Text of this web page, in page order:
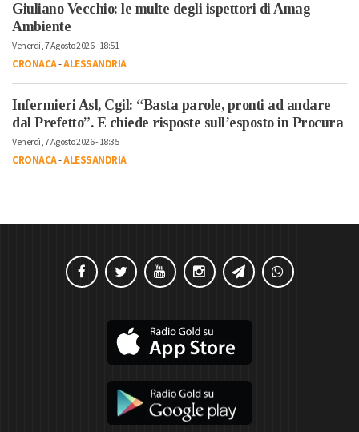
Giuliano Vecchio: le multe degli ispettori di Amag
Ambiente
Venerdì, 7 Agosto 2026 - 18:51
CRONACA-ALESSANDRIA
Infermieri Asl, Cgil: “Basta parole, pronti ad andare
dal Prefetto”. E chiede risposte sull’esposto in Procura
Venerdì, 7 Agosto 2026 - 18:35
CRONACA-ALESSANDRIA